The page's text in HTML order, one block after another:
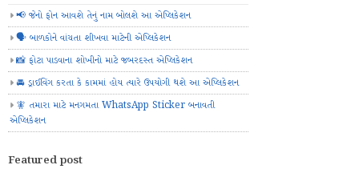
📢 જેનો ફોન આવશે તેનું નામ બોલશે આ એપ્લિકેશન
🗣️ બાળકોને વાંચતા શીખવા માટેની એપ્લિકેશન
📸 ફોટા પાડવાના શોખીનો માટે જબરદસ્ત એપ્લિકેશન
🚘 ડ્રાઈવિંગ કરતા કે કામમાં હોય ત્યારે ઉપયોગી થશે આ એપ્લિકેશન
🧚 તમારા માટે મનગમતા WhatsApp Sticker બનાવતી
એપ્લિકેશન
Featured post